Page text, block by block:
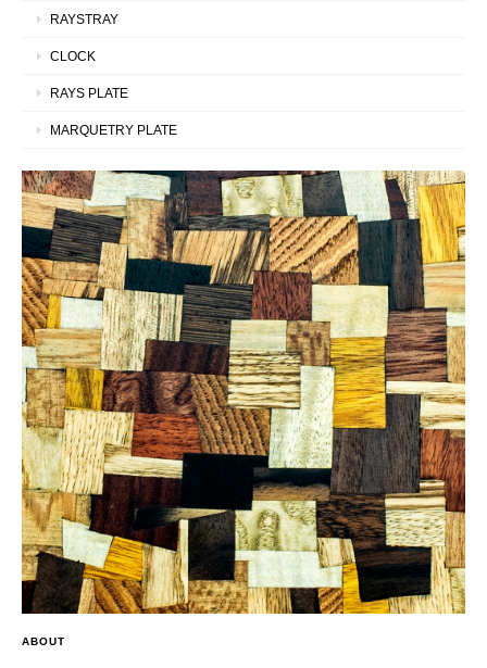
RAYSTRAY
CLOCK
RAYS PLATE
MARQUETRY PLATE
ABOUT